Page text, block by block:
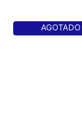
AGOTADO